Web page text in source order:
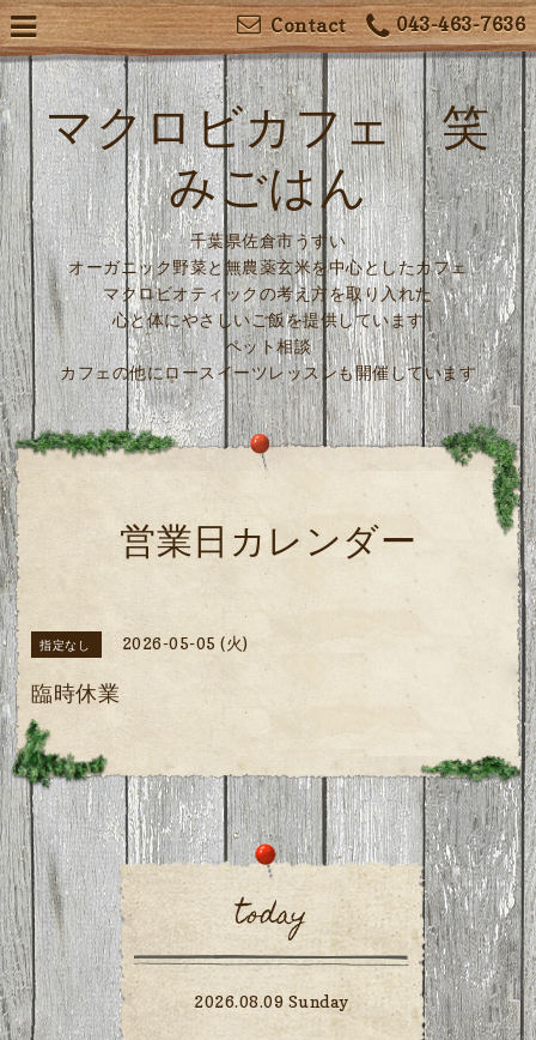
043-463-7636
Contact
マクロビカフェ 笑
みごはん
千葉県佐倉市うすい
オーガニック野菜と無農薬玄米を中心としたカフェ
マクロビオティックの考え方を取り入れた
心と体にやさしいご飯を提供しています
ペット相談
カフェの他にロースイーツレッスンも開催しています
営業日カレンダー
指定なし 2026-05-05 (火)
臨時休業
today
2026.08.09 Sunday